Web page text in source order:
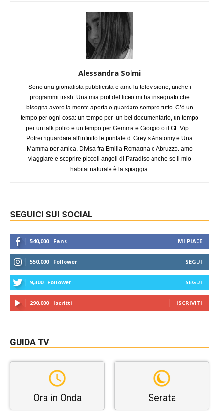
Alessandra Solmi
Sono una giornalista pubblicista e amo la televisione, anche i
programmi trash. Una mia prof del liceo mi ha insegnato che
bisogna avere la mente aperta e guardare sempre tutto. C’è un
tempo per ogni cosa: un tempo per un bel documentario, un tempo
per un talk polito e un tempo per Gemma e Giorgio o il GF Vip.
Potrei riguardare all'infinito le puntate di Grey’s Anatomy e Una
Mamma per amica. Divisa fra Emilia Romagna e Abruzzo, amo
viaggiare e scoprire piccoli angoli di Paradiso anche se il mio
habitat naturale è la spiaggia.
SEGUICI SUI SOCIAL
540,000 Fans MI PIACE
550,000 Follower SEGUI
9,300 Follower SEGUI
290,000 Iscritti ISCRIVITI
GUIDA TV
Ora in Onda Serata